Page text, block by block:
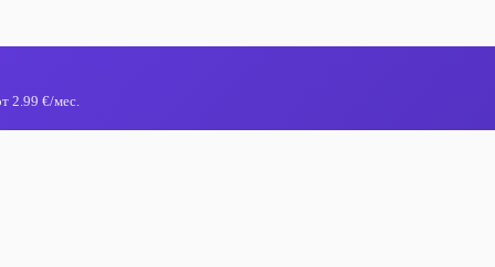
2.99 €/мес.